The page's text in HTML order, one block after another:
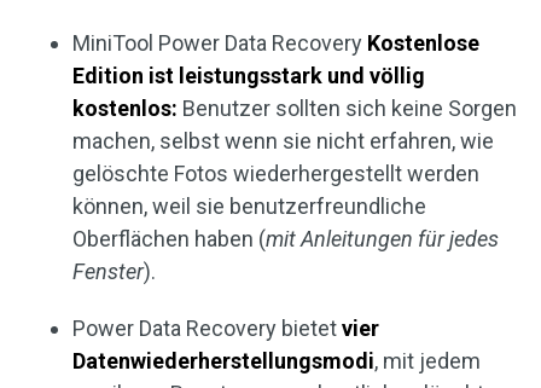
MiniTool Power Data Recovery Kostenlose
Edition ist leistungsstark und völlig
kostenlos: Benutzer sollten sich keine Sorgen
machen, selbst wenn sie nicht erfahren, wie
gelöschte Fotos wiederhergestellt werden
können, weil sie benutzerfreundliche
Oberflächen haben (mit Anleitungen für jedes
Fenster).
Power Data Recovery bietetvier
Datenwiederherstellungsmodi, mit jedem